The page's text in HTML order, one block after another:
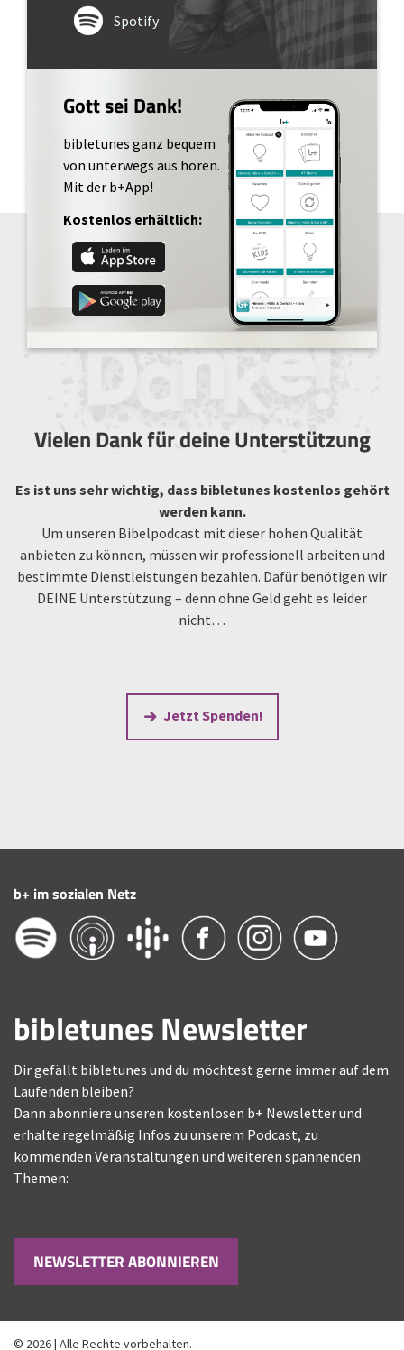
Spotify
Gott sei Dank!
bibletunes ganz bequem
von unterwegs aus hören.
Mit der b+App!
Kostenlos erhältlich:
Vielen Dank für deine Unterstützung
Es ist uns sehr wichtig, dass bibletunes kostenlos gehört
werden kann.
Um unseren Bibelpodcast mit dieser hohen Qualität
anbieten zu können, müssen wir professionell arbeiten und
bestimmte Dienstleistungen bezahlen. Dafür benötigen wir
DEINE Unterstützung – denn ohne Geld geht es leider
nicht…
Jetzt Spenden!
b+ im sozialen Netz
bibletunes Newsletter
Dir gefällt bibletunes und du möchtest gerne immer auf dem
Laufenden bleiben?
Dann abonniere unseren kostenlosen b+ Newsletter und
erhalte regelmäßig Infos zu unserem Podcast, zu
kommenden Veranstaltungen und weiteren spannenden
Themen:
NEWSLETTER ABONNIEREN
© 2026 | Alle Rechte vorbehalten.